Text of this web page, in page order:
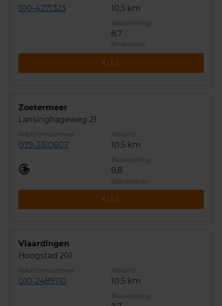
010-4271323 10,5 km
8,7
511 reviews
KIES
Zoetermeer
Lansinghageweg 21
079-3310607 10,5 km
8,8
929 reviews
KIES
Vlaardingen
Hoogstad 201
010-2489110 10,5 km